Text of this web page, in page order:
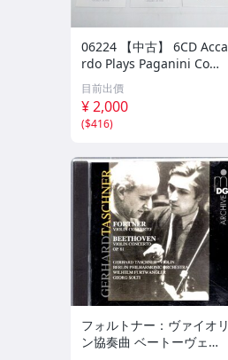
06224 【中古】 6CD Acca
rdo Plays Paganini Comp
lete Recordings サルヴァ
トーレ・アッカルド パガ
ニーニ ヴァイオリン クラ
シック
目前出價
¥ 2,000
($416)
フォルトナー：ヴァイオリ
ン協奏曲 ベートーヴェ